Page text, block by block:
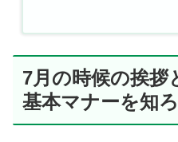
7月の時候の挨拶
基本マナーを知